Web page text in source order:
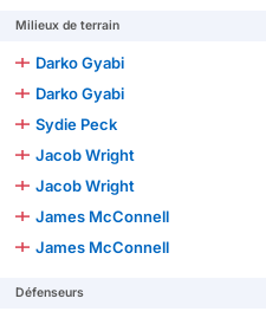
Milieux de terrain
Darko Gyabi
Darko Gyabi
Sydie Peck
Jacob Wright
Jacob Wright
James McConnell
James McConnell
Défenseurs